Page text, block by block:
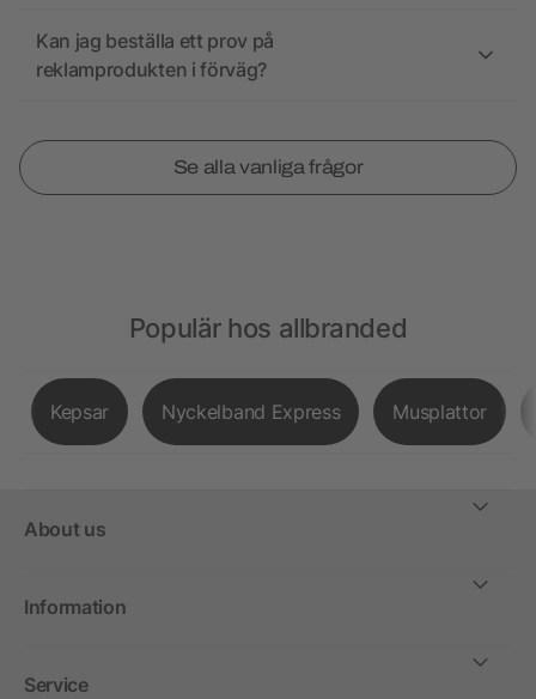
Kan jag beställa ett prov på
reklamprodukten i förväg?
Se alla vanliga frågor
Populär hos allbranded
Kepsar Nyckelband Express Musplattor
About us
Information
Service